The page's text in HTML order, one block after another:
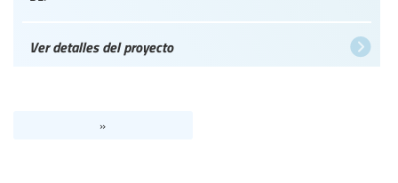
Ver detalles del proyecto
»